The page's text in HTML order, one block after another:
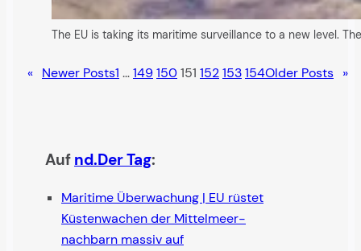
The EU is taking its maritime surveillance to a new level.
« Newer Posts1 …149150151 152153154Older Posts »
Auf nd.Der Tag:
Maritime Überwachung | EU rüstet
Küsten­wachen der Mittel­meer­
nachbarn massiv auf